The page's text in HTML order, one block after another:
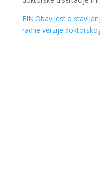
FIN Obavijest o
radne verzije